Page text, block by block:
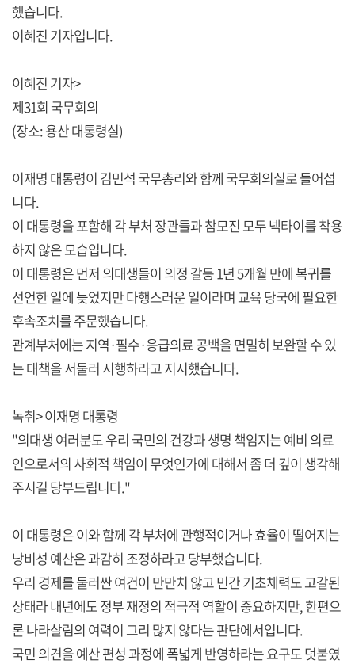
했습니다.
이혜진 기자입니다.
이혜진 기자>
제31회 국무회의
(장소: 용산 대통령실)
이재명 대통령이 김민석 국무총리와 함께 국무회의실로 들어섭
니다.
이 대통령을 포함해 각 부처 장관들과 참모진 모두 넥타이를 착용
하지 않은 모습입니다.
이 대통령은 먼저 의대생들이 의정 갈등 1년 5개월 만에 복귀를
선언한 일에 늦었지만 다행스러운 일이라며 교육 당국에 필요한
후속조치를 주문했습니다.
관계부처에는 지역·필수·응급의료 공백을 면밀히 보완할 수 있
는 대책을 서둘러 시행하라고 지시했습니다.
녹취> 이재명 대통령
"의대생 여러분도 우리 국민의 건강과 생명 책임지는 예비 의료
인으로서의 사회적 책임이 무엇인가에 대해서 좀 더 깊이 생각해
주시길 당부드립니다."
이 대통령은 이와 함께 각 부처에 관행적이거나 효율이 떨어지는
낭비성 예산은 과감히 조정하라고 당부했습니다.
우리 경제를 둘러싼 여건이 만만치 않고 민간 기초체력도 고갈된
상태라 내년에도 정부 재정의 적극적 역할이 중요하지만, 한편으
론 나라살림의 여력이 그리 많지 않다는 판단에서입니다.
국민 의견을 예산 편성 과정에 폭넓게 반영하라는 요구도 덧붙였